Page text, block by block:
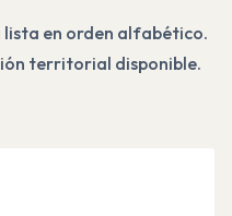
lista en orden alfabético.
territorial disponible.